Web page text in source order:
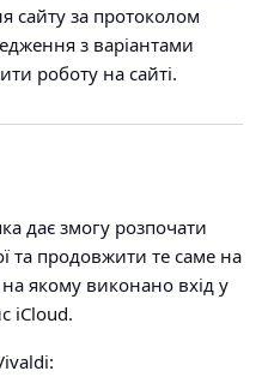
сайту за протоколом
з варіантами
роботу на сайті.
дає змогу розпочати
та продовжити те саме на
якому виконано вхід у
iCloud.